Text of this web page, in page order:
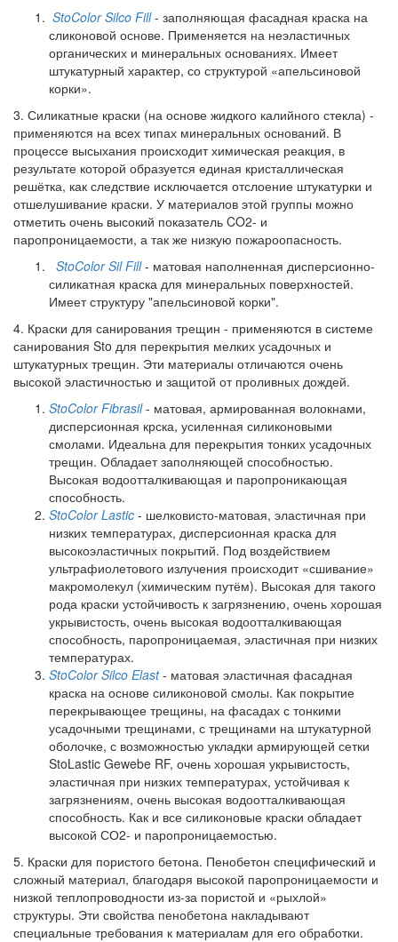
StoColorSilco Fill - заполняющая фасадная краска на
сликоновой основе. Применяется на неэластичных
органических и минеральных основаниях. Имеет
штукатурный характер, со структурой «апельсиновой
корки».
3. Силикатные краски (на основе жидкого калийного стекла) -
применяются на всех типах минеральных оснований. В
процессе высыхания происходит химическая реакция, в
результате которой образуется единая кристаллическая
решётка, как следствие исключается отслоение штукатурки и
отшелушивание краски. У материалов этой группы можно
отметить очень высокий показатель CO2- и
паропроницаемости, а так же низкую пожароопасность.
StoColor Sil Fill - матовая наполненная дисперсионно-
силикатная краска для минеральных поверхностей.
Имеет структуру "апельсиновой корки".
4. Краски для санирования трещин - применяются в системе
санирования Sto для перекрытия мелких усадочных и
штукатурных трещин. Эти материалы отличаются очень
высокой эластичностью и защитой от проливных дождей.
StoColor Fibrasil - матовая, армированная волокнами,
дисперсионная крска, усиленная силиконовыми
смолами. Идеальна для перекрытия тонких усадочных
трещин. Обладает заполняющей способностью.
Высокая водоотталкивающая и паропроникающая
способность.
StoColorLastic - шелковисто-матовая, эластичная при
низких температурах, дисперсионная краска для
высокоэластичных покрытий. Под воздействием
ультрафиолетового излучения происходит «сшивание»
макромолекул (химическим путём). Высокая для такого
рода краски устойчивость к загрязнению, очень хорошая
укрывистость, очень высокая водоотталкивающая
способность, паропроницаемая, эластичная при низких
температурах.
StoColor Silco Elast - матовая эластичная фасадная
краска на основе силиконовой смолы. Как покрытие
перекрывающее трещины, на фасадах с тонкими
усадочными трещинами, с трещинами на штукатурной
оболочке, с возможностью укладки армирующей сетки
StoLastic Gewebe RF, очень хорошая укрывистость,
эластичная при низких температурах, устойчивая к
загрязнениям, очень высокая водоотталкивающая
способность. Как и все силиконовые краски обладает
высокой СО2- и паропроницаемостью.
5. Краски для пористого бетона. Пенобетон специфический и
сложный материал, благодаря высокой паропроницаемости и
низкой теплопроводности из-за пористой и «рыхлой»
структуры. Эти свойства пенобетона накладывают
специальные требования к материалам для его обработки.